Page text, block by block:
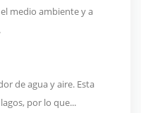
medio ambiente y a
de agua y aire. Esta
por lo que...